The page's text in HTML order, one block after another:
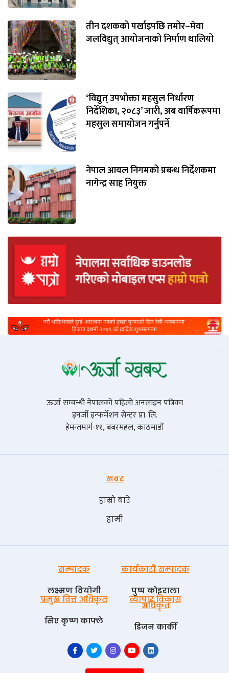
तीन दशकको पर्खाइपछि तमोर–मेवा
जलविद्युत् आयोजनाको निर्माण थालियो
‘विद्युत् उपभोक्ता महसुल निर्धारण
निर्देशिका, २०८३’ जारी, अब वार्षिकरूपमा
महसुल समायोजन गर्नुपर्ने
नेपाल आयल निगमको प्रबन्ध निर्देशकमा
नागेन्द्र साह नियुक्त
ऊर्जा सम्बन्धी नेपालको पहिलो अनलाइन पत्रिका
इनर्जी इन्फर्मेशन सेन्टर प्रा. लि.
हेमन्तमार्ग-११, बबरमहल, काठमाडौं
खबर
हाम्रो बारे
हामी
सम्पादक
लक्ष्मण वियोगी
कार्यकारी सम्पादक
पुष्प काेइराला
प्रमुख वित्त अधिकृत
सिए कृष्ण काफ्ले
व्यापार विकास
अधिकृत
डिजन कार्की